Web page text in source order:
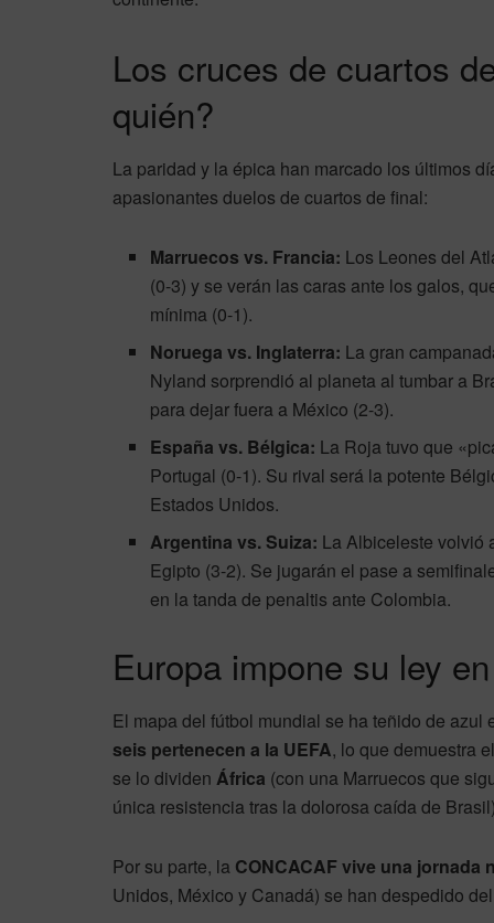
Los cruces de cuartos
quién?
La paridad y la épica han marcado los últimos
apasionantes duelos de cuartos de final:
Marruecos vs. Francia: Los Leones del
(0-3) y se verán las caras ante los galos,
mínima (0-1).
Noruega vs. Inglaterra: La gran
Nyland sorprendió al planeta al tumbar a
para dejar fuera a México (2-3).
España vs. Bélgica: La Roja tuvo que
Portugal (0-1). Su rival será la potente
Estados Unidos.
Argentina vs. Suiza: La Albiceleste volvió
Egipto (3-2). Se jugarán el pase a
en la tanda de penaltis ante Colombia.
Europa impone su ley
El mapa del fútbol mundial se ha teñido de
seis pertenecen a la UEFA, lo que demuestra
se lo dividen África (con una Marruecos que
única resistencia tras la dolorosa caída de
Por su parte, la CONCACAF vive una jornada
Unidos, México y Canadá) se han despedido